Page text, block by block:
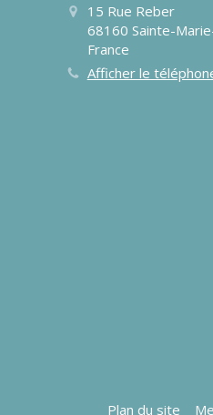
15 Rue Reber
68160 Sainte-
France
Afficher le
Plan du site